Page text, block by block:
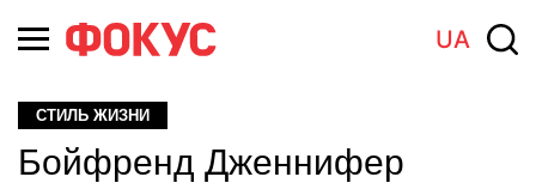
UA
СТИЛЬ ЖИЗНИ
Бойфренд Дженнифер